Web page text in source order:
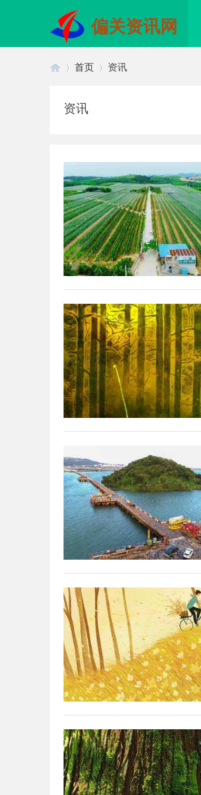
偏关资讯网
首页 资讯
资讯
眼镜 上海配眼镜